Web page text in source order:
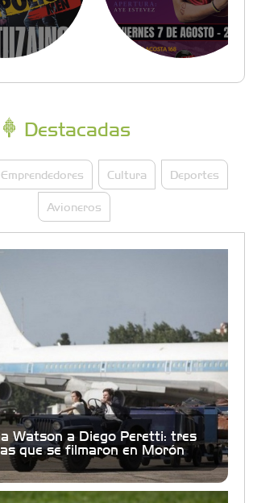
Destacadas
Emprendedores Cultura Deportes
Avioneros
Watson a Diego Peretti: tres
que se filmaron en Morón